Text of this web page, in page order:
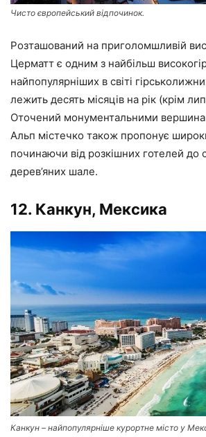
Чисто європейський відпочинок.
Розташований на приголомшливій
Церматт є одним з найбільш
найпопулярніших в світі
лежить десять місяців на рік (крім
Оточений монументальними
Альп містечко також пропонує
починаючи від розкішних готелей до
дерев’яних шале.
12. Канкун, Мексика
Канкун – найпопулярніше курортне місто у